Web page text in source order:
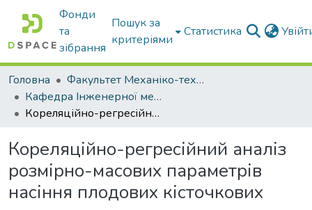
Фонди
та
зібрання
Пошук за
критеріями
Статистика
Головна
Факультет Механіко-технологічний
Кафедра Інженерної механіки та комп'ютерного проектування
Кореляційно-регресійний аналіз розмірно-масових параметрів насіння плодових кісточкових культур
Кореляційно-регресійний аналіз
розмірно-масових параметрів
насіння плодових кісточкових